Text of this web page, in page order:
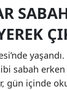
sabah
gün içinde